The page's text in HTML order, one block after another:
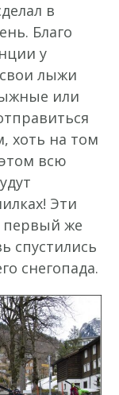
в
Благо
у
лыжи
или
хоть на том
всю
Эти
же
спустились
снегопада.